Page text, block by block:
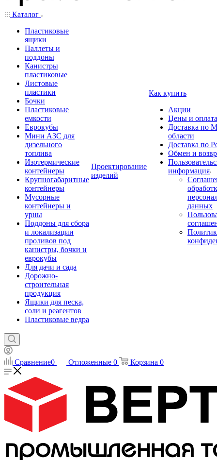
Каталог
Пластиковые
ящики
Паллеты и
поддоны
Канистры
пластиковые
Листовые
пластики
Бочки
Пластиковые
емкости
Еврокубы
Мини АЗС для
дизельного
топлива
Изотермические
контейнеры
Крупногабаритные
контейнеры
Мусорные
контейнеры и
урны
Поддоны для сбора
и локализации
проливов под
канистры, бочки и
еврокубы
Для дачи и сада
Дорожно-
строительная
продукция
Ящики для песка,
соли и реагентов
Пластиковые ведра
Проектирование
изделий
Как купить
Акции
Цены и оплата
Доставка по
области
Доставка по
Обмен и
информация
данных
Сравнение0 Отложенные 0 Корзина 0